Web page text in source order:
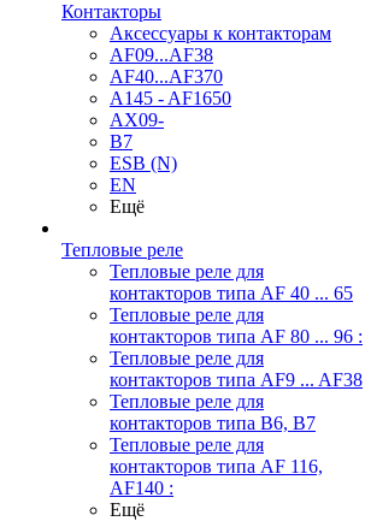
Контакторы
Аксессуары к контакторам
AF09...AF38
AF40...AF370
A145 - AF1650
AX09-
B7
ESB (N)
EN
Ещё
Тепловые реле
Тепловые реле для
контакторов типа AF 40 ... 65
Тепловые реле для
контакторов типа AF 80 ... 96 :
Тепловые реле для
контакторов типа AF9 ... AF38
Тепловые реле для
контакторов типа В6, В7
Тепловые реле для
контакторов типа AF 116,
AF140 :
Ещё